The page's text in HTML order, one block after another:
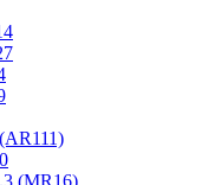
(MR16)